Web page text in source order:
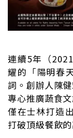
連續5年（
耀的「陽明春
詞。創辦人陳
專心推廣蔬食
僅在士林打造
打破頂級餐飲